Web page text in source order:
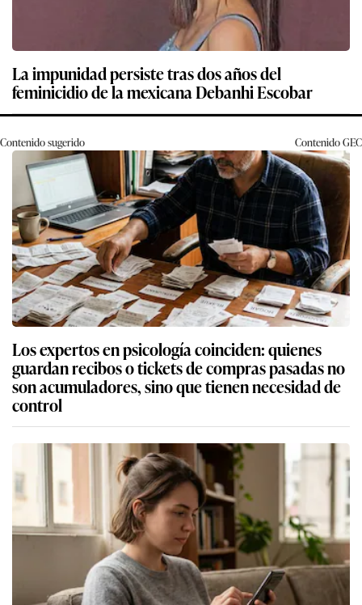
La impunidad persiste tras dos años del
feminicidio de la mexicana Debanhi Escobar
Contenido sugerido ContenidoGEC
Los expertos en psicología coinciden: quienes
guardan recibos o tickets de compras pasadas no
son acumuladores, sino que tienen necesidad de
control